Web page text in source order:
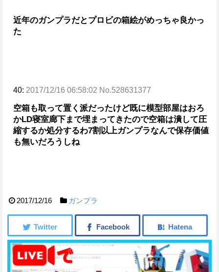
近年のガンプラだとプロビの箱絵がめっちゃ良かっ
た
40: 2017/12/16 06:58:02 No.528631377
空箱も取って置く派だったけど既に模型部屋はおろ
かLD寝室廊下まで埋まってきたので空箱は潰して圧
縮するか処分するわ7割以上ガンプラなんで保存価値
も無いだろうしね
2017/12/16 ガンプラ